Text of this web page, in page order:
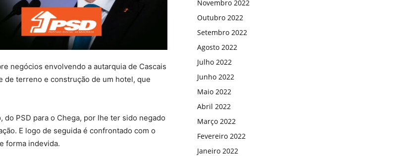
negócios envolvendo a autarquia de Cascais
de terreno e construção de um hotel, que
PSD para o Chega, por lhe ter sido negado
E logo de seguida é confrontado com o
forma indevida.
Novembro 2022
Outubro 2022
Setembro 2022
Agosto 2022
Julho 2022
Junho 2022
Maio 2022
Abril 2022
Março 2022
Fevereiro 2022
Janeiro 2022